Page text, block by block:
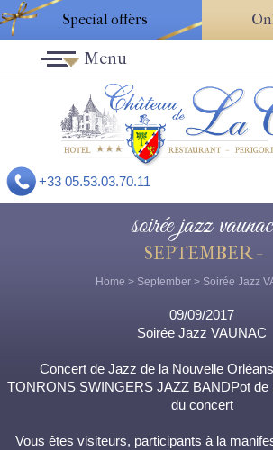
Special offers
+33 05.53.03.70.11
Menu
soirée jazz vaunac
SEPTEMBER -
Home > September > Soirée Jazz
09/09/2017
Soirée Jazz VAUNAC
Concert de Jazz de la Nouvelle
TONRONS SWINGERS JAZZ BANDPot de
du concert
Vous êtes visiteurs, participants à la